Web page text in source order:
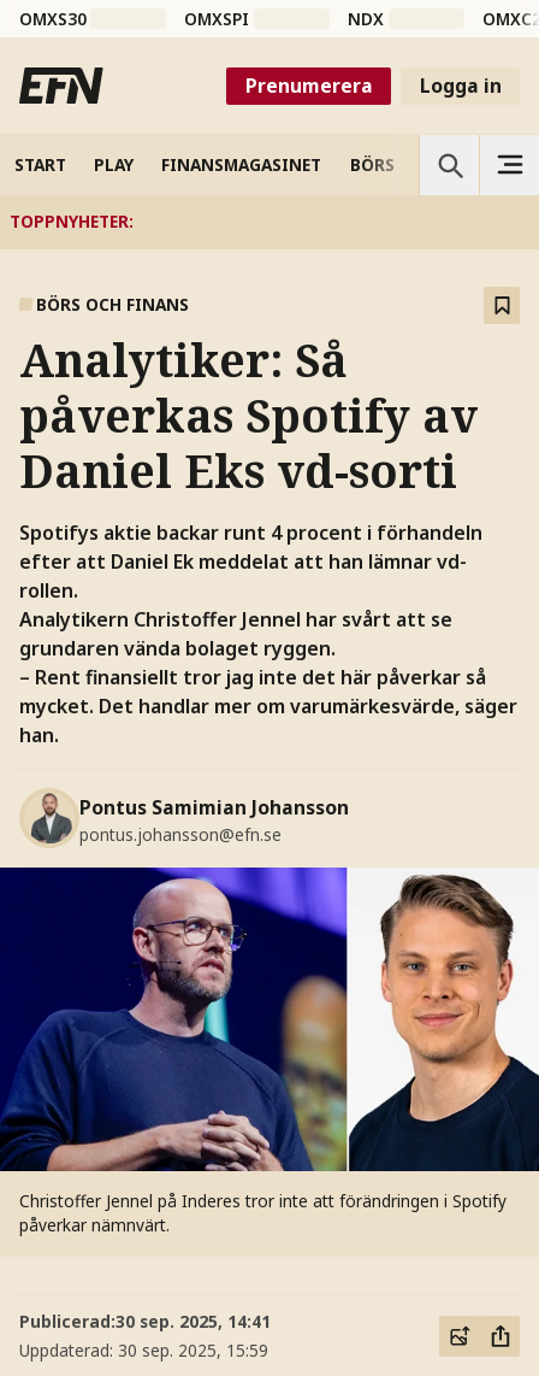
OMXS30 OMXSPI NDX
Prenumerera Logga in
START PLAY FINANSMAGASINET BÖRS VETENSKAP
TOPPNYHETER:
BÖRS OCH FINANS
Analytiker: Så
påverkas Spotify av
Daniel Eks vd-sorti
Spotifys aktie backar runt 4 procent i förhandeln
efter att Daniel Ek meddelat att han lämnar vd-
rollen.
Analytikern Christoffer Jennel har svårt att se
grundaren vända bolaget ryggen.
– Rent finansiellt tror jag inte det här påverkar så
mycket. Det handlar mer om varumärkesvärde, säger
han.
Pontus Samimian Johansson
pontus.johansson@efn.se
Christoffer Jennel på Inderes tror inte att förändringen i Spotify
påverkar nämnvärt.
Publicerad:30 sep. 2025, 14:41
Uppdaterad: 30 sep. 2025, 15:59